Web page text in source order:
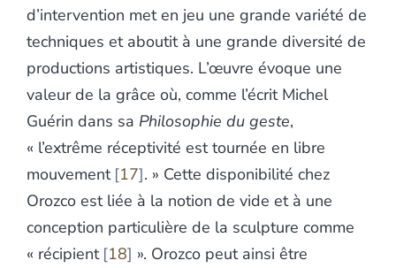
d’intervention met en jeu une grande variété de
techniques et aboutit à une grande diversité de
productions artistiques. L’œuvre évoque une
valeur de la grâce où, comme l’écrit Michel
Guérin dans sa Philosophie du geste,
« l’extrême réceptivité est tournée en libre
mouvement 17 . » Cette disponibilité chez
Orozco est liée à la notion de vide et à une
conception particulière de la sculpture comme
« récipient 18 ». Orozco peut ainsi être